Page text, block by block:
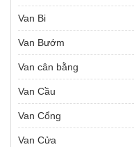
Van Bi
Van Bướm
Van cân bằng
Van Cầu
Van Cổng
Van Cửa